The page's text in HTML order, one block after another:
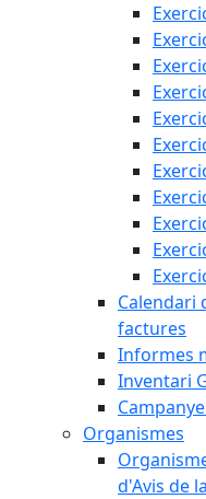
Calendari
factures
Informes
Inventari
Organismes
d'Avis de